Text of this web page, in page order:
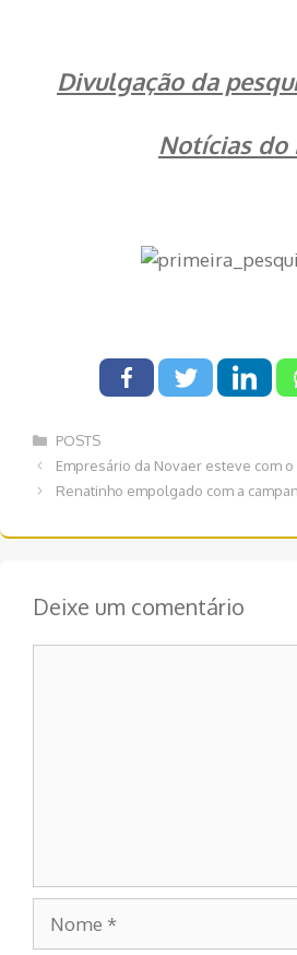
Divulgação da
Notícias do
Categorias
POSTS
Navegação
de
Empresário da Novaer esteve com
Renatinho empolgado com a
Deixe um comentário